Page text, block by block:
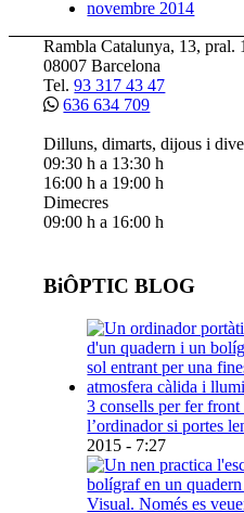
novembre 2014
Rambla Catalunya, 13, pral.
08007 Barcelona
Tel.93 317 43 47
636 634 709
Dilluns, dimarts, dijous i
09:30 h a 13:30 h
16:00 h a 19:00 h
Dimecres
09:00 h a 16:00 h
BiÔPTIC BLOG
3 consells per fer
l’ordinador si portes
2015 - 7:27